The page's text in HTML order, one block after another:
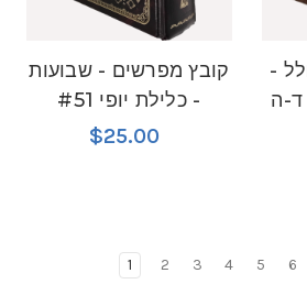
קובץ מפרשים - שבועות
- כלילת יופי #51
$25.00
-
ד-ה
1 2 3 4 5 6